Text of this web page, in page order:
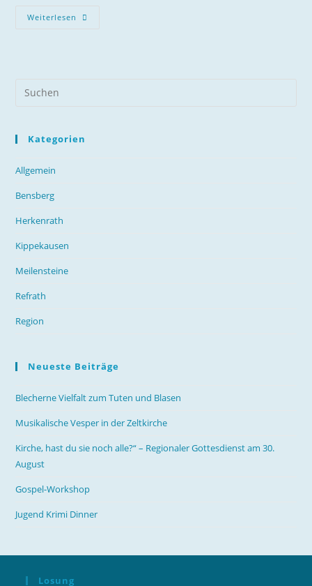
Weiterlesen
Kategorien
Allgemein
Bensberg
Herkenrath
Kippekausen
Meilensteine
Refrath
Region
Neueste Beiträge
Blecherne Vielfalt zum Tuten und Blasen
Musikalische Vesper in der Zeltkirche
Kirche, hast du sie noch alle?“ – Regionaler Gottesdienst am 30.
August
Gospel-Workshop
Jugend Krimi Dinner
Losung